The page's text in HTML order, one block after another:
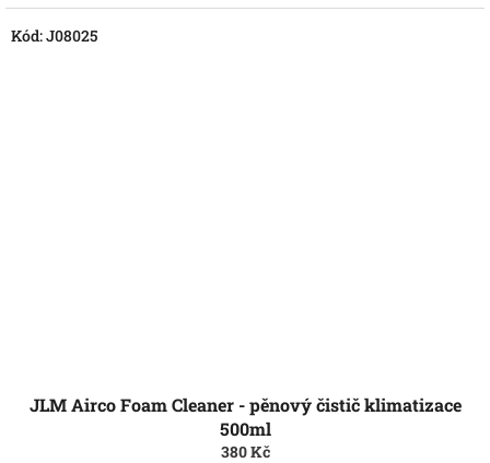
JLM Airco Foam Cleaner - pěnový čistič klimatizace
500ml
380 Kč
Kód:J08025